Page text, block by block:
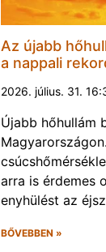
Az újabb
a nappali
2026. július. 31.
Újabb hőhullám
arra is érdemes
enyhülést az
BŐVEBBEN »